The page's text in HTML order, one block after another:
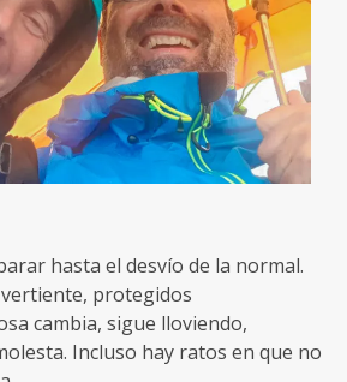
hasta el desvío de la normal.
protegidos
cambia, sigue lloviendo,
Incluso hay ratos en que no